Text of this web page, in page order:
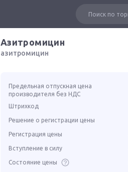
Азитромицин
азитромицин
Предельная отпускная цена
производителя без НДС
Штрихкод
Решение о регистрации цены
Регистрация цены
Вступление в силу
Состояние цены